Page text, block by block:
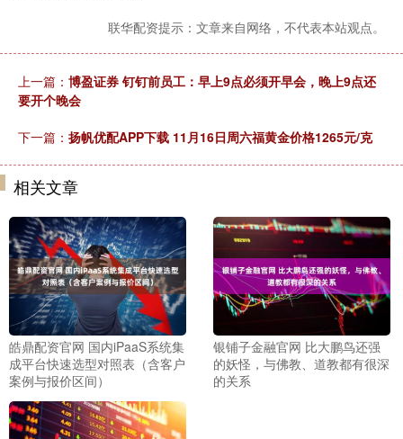
联华配资提示：文章来自网络，不代表本站观点。
上一篇： 博盈证券 钉钉前员工：早上9点必须开早会，晚上9点还
要开个晚会
下一篇： 扬帆优配APP下载 11月16日周六福黄金价格1265元/克
相关文章
皓鼎配资官网 国内iPaaS系统集
成平台快速选型对照表（含客户
案例与报价区间）
银铺子金融官网 比大鹏鸟还强
的妖怪，与佛教、道教都有很深
的关系